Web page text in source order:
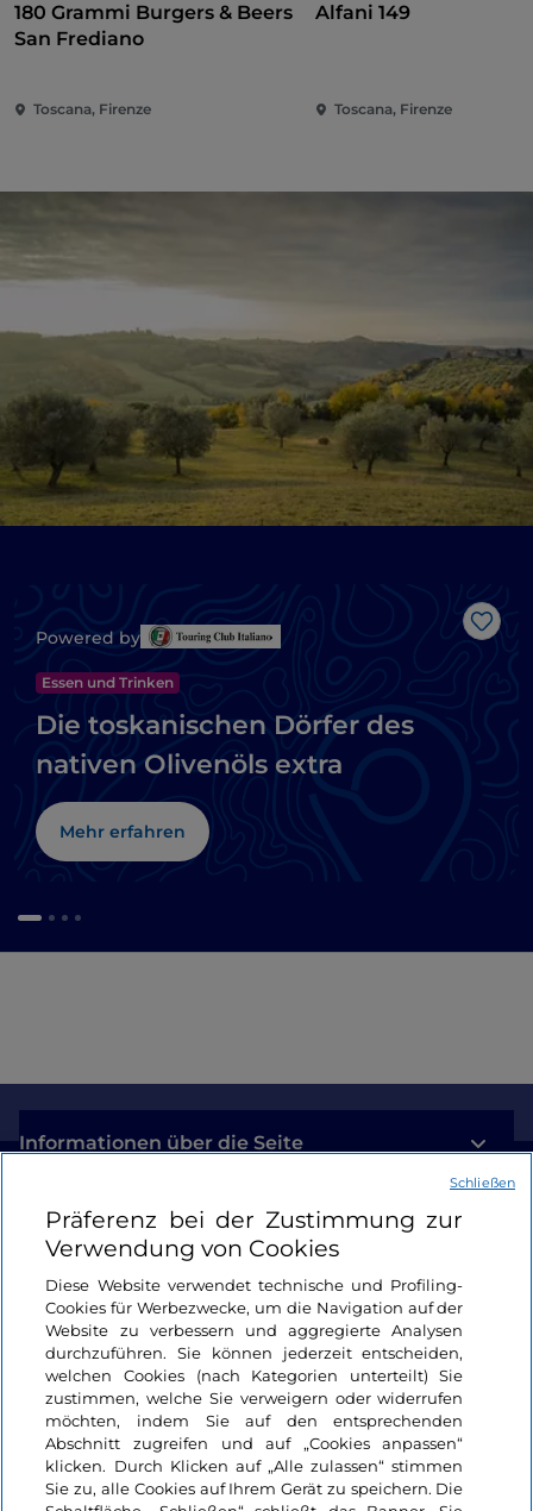
180 Grammi Burgers & Beers
San Frediano
Toscana, Firenze
Alfani 149
Toscana, Firenze
Like
Powered by
Essen und Trinken
Die toskanischen Dörfer des
nativen Olivenöls extra
Mehr erfahren
Informationen über die Seite
Nützliche Links
Login
Bleiben wir in Kontakt
Präferenz bei der Zustimmung zur
Verwendung von Cookies
Diese Website verwendet technische und Profiling-
Cookies für Werbezwecke, um die Navigation auf der
Website zu verbessern und aggregierte Analysen
durchzuführen. Sie können jederzeit entscheiden,
welchen Cookies (nach Kategorien unterteilt) Sie
zustimmen, welche Sie verweigern oder widerrufen
möchten, indem Sie auf den entsprechenden
Abschnitt zugreifen und auf „Cookies anpassen“
klicken. Durch Klicken auf „Alle zulassen“ stimmen
Sie zu, alle Cookies auf Ihrem Gerät zu speichern. Die
Schließen